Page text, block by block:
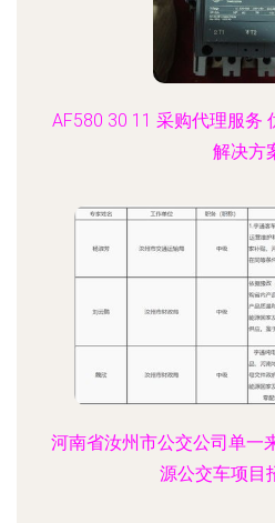
AF580 30 11 采购代理服务
解决方
河南省汝州市公交公司单一
源公交车项目